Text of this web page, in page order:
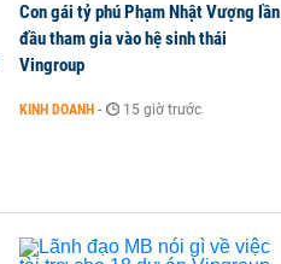
Con gái tỷ phú Phạm Nhật Vượng lần
đầu tham gia vào hệ sinh thái
Vingroup
KINH DOANH - 15 giờ trước